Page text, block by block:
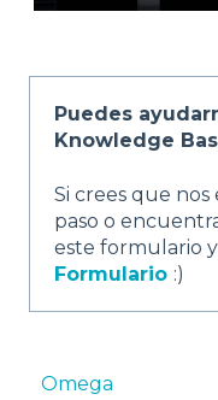
Puedes
Knowledge
Si crees que
paso o
este formulario
Formulario :)
Omega